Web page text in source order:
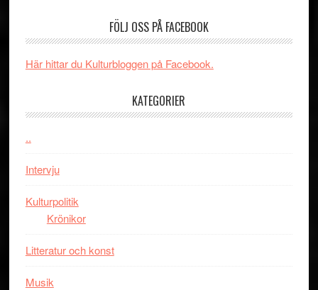
och
Jackie
synas
Vem
FÖLJ OSS PÅ FACEBOOK
Här hittar du Kulturbloggen på Facebook.
KATEGORIER
..
Intervju
Kulturpolitik
Krönikor
Litteratur och konst
Musik